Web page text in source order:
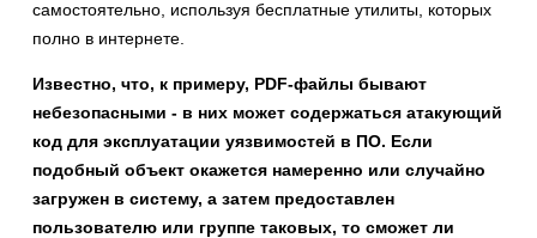
самостоятельно, используя бесплатные утилиты, которых
полно в интернете.
Известно, что, к примеру, PDF-файлы бывают
небезопасными - в них может содержаться атакующий
код для эксплуатации уязвимостей в ПО. Если
подобный объект окажется намеренно или случайно
загружен в систему, а затем предоставлен
пользователю или группе таковых, то сможет ли